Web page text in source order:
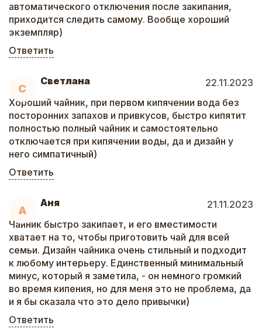
автоматического отключения после закипания,
приходится следить самому. Вообще хороший
экземпляр)
Ответить
С
Светлана
22.11.2023
Хороший чайник, при первом кипячении вода без
посторонних запахов и привкусов, быстро кипятит
полностью полный чайник и самостоятельно
отключается при кипячении воды, да и дизайн у
него симпатичный)
Ответить
А
Аня
21.11.2023
Чайник быстро закипает, и его вместимости
хватает на то, чтобы приготовить чай для всей
семьи. Дизайн чайника очень стильный и подходит
к любому интерьеру. Единственный минимальный
минус, который я заметила, - он немного громкий
во время кипения, но для меня это не проблема, да
и я бы сказала что это дело привычки)
Ответить